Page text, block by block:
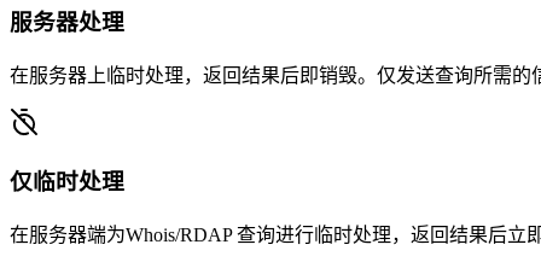
服务器处理
在服务器上临时处理，返回结果后即销毁。仅发送查询所需的
仅临时处理
在服务器端为Whois/RDAP 查询进行临时处理，返回结果后立